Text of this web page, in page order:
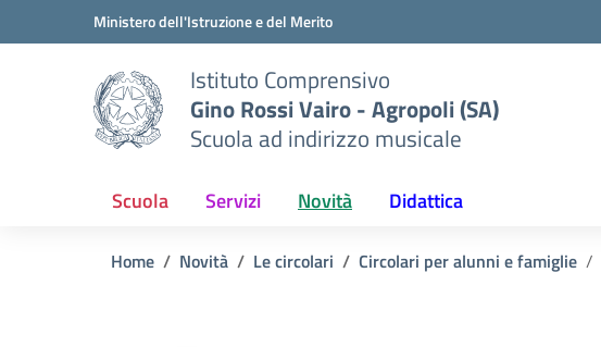
Vai ai contenuti
Vai al menu di navigazioneMinistero dell'Istruzione e del Merito
Istituto Comprensivo
Gino Rossi Vairo - Agropoli (SA)
Scuola ad indirizzo musicale
Scuola Servizi Novità Didattica
Home Novità Le circolari Circolari per alunni e famiglie